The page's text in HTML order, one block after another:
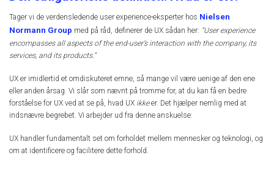
Tager vi de verdensledende user experience-eksperter hos Nielsen
Normann Group med på råd, definerer de UX sådan her: ”User experience
encompasses all aspects of the end-user’s interaction with the company, its
services, and its products.”
UX er imidlertid et omdiskuteret emne, så mange vil være uenige af den ene
eller anden årsag. Vi slår som nævnt på tromme for, at du kan få en bedre
forståelse for UX ved at se på, hvad UX ikkeer. Det hjælper nemlig med at
indsnævre begrebet. Vi arbejder ud fra denne anskuelse:
UX handler fundamentalt set om forholdet mellem mennesker og teknologi, og
om at identificere og facilitere dette forhold.